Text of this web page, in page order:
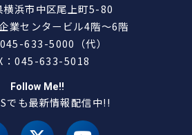
横浜市中区尾上町5-80
業センタービル4階～6階
633-5000（代）
：045-633-5018
Follow Me!!
でも最新情報配信中!!